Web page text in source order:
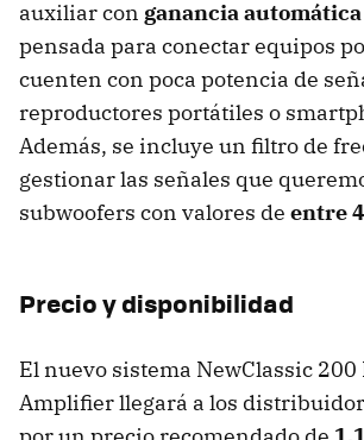
auxiliar con ganancia automática
pensada para conectar equipos
cuenten con poca potencia de
reproductores portátiles o
Además, se incluye un filtro de
gestionar las señales que
subwoofers con valores de entre
Precio y disponibilidad
El nuevo sistema NewClassic
Amplifier llegará a los